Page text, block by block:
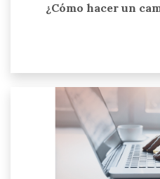
¿Cómo hacer un